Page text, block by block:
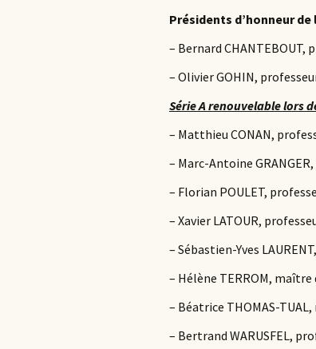
Présidents d’honneur de
– Bernard CHANTEBOUT,
– Olivier GOHIN,
Série A renouvelable lors
– Matthieu CONAN,
– Marc-Antoine
– Florian POULET,
– Xavier LATOUR,
– Sébastien-Yves
– Hélène TERROM,
– Béatrice THOMAS-
– Bertrand WARUSFEL,